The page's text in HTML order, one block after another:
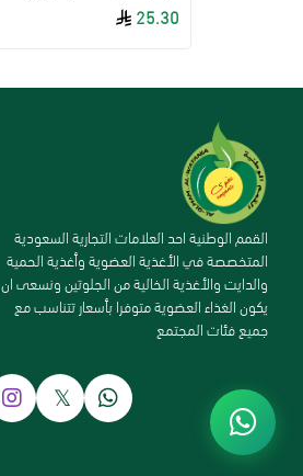
25.30
القمم الوطنية احد العلامات التجارية السعودية
المتخصصة في الأغذية العضوية وأغذية الحمية
والدايت والأغذية الخالية من الجلوتين ونسعى ان
يكون الغذاء العضوية متوفرا بأسعار تتناسب مع
جميع فئات المجتمع